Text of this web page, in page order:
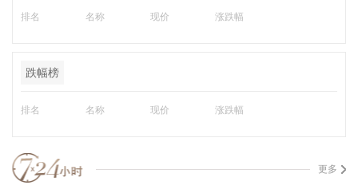
排名 名称 现价 涨跌幅
跌幅榜
排名 名称 现价 涨跌幅
更多